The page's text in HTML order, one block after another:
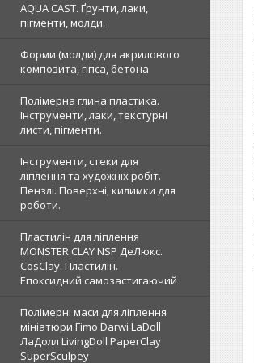
AQUA CAST. Ґрунти, лаки,
пігменти, молди.
Форми (молди) для акрилового
композита, гіпса, бетона
Полімерна глина пластика.
Інструменти, лаки, текстурні
листи, пігменти.
Інструменти, стеки для
ліплення та художніх робіт.
Пензлі. Поверхні, килимки для
роботи.
Пластилін для ліплення
MONSTER CLAY NSP ДеЛюкс.
CosClay. Пластилін.
Епоксидний самозастигаючий
Полімерні маси для ліплення
мініатюри.Fimo Darwi LaDoll
ЛаДолл LivingDoll PaperClay
SuperSculpey